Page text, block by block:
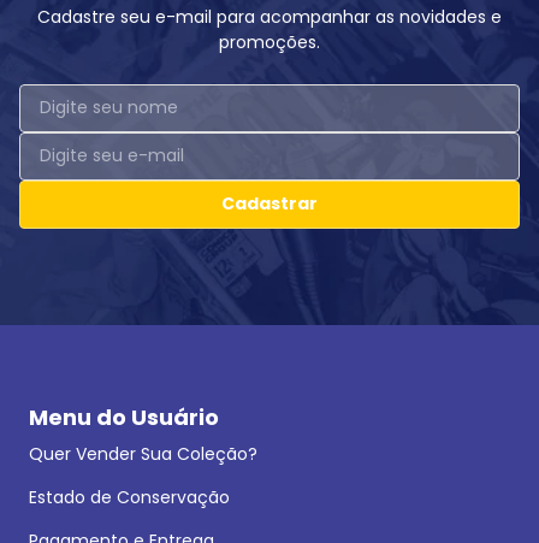
Cadastre seu e-mail para acompanhar as novidades e
promoções.
Cadastrar
Menu do Usuário
Quer Vender Sua Coleção?
Estado de Conservação